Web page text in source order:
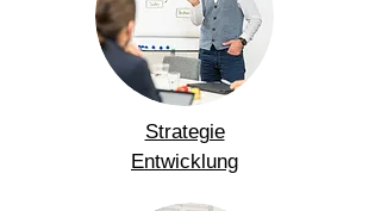
Strategie
Entwicklung